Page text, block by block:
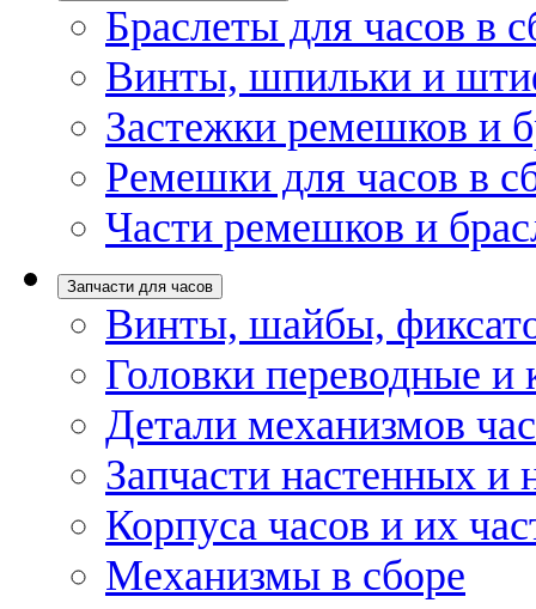
Браслеты для часов в
Винты, шпильки и
Застежки ремешков и
Ремешки для часов в
Части ремешков и
Запчасти для часов
Винты, шайбы,
Головки переводные и
Детали механизмов
Запчасти настенных и
Корпуса часов и их
Механизмы в сборе